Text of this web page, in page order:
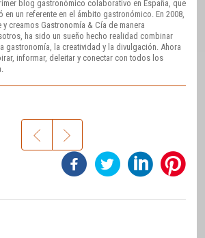
blog gastronómico colaborativo en España, que
en un referente en el ámbito gastronómico. En 2008,
creamos Gastronomía & Cía de manera
ha sido un sueño hecho realidad combinar
gastronomía, la creatividad y la divulgación. Ahora
informar, deleitar y conectar con todos los